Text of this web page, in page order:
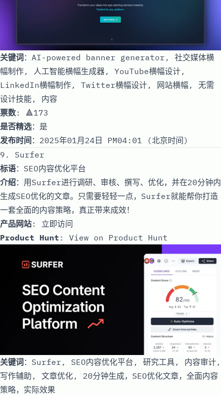
关键词：AI-powered banner generator, 社交媒体横
幅制作, 人工智能横幅生成器, YouTube横幅设计,
LinkedIn横幅制作, Twitter横幅设计, 网站横幅, 无需
设计技能, 内容
票数: 🔺173
是否精选：是
发布时间 ：2025年01月24日 PM04:01 (北京时间)
9. Surfer
标语：SEO内容优化平台
介绍：用Surfer进行调研、审核、撰写、优化，并在20分钟内
生成SEO优化的文章。只需要轻轻一点，Surfer就能帮你打造
一套全面的内容策略，真正带来成效！
产品网站: 立即访问
Product Hunt : View on Product Hunt
关键词：Surfer, SEO内容优化平台, 研究工具, 内容审计,
写作辅助, 文章优化, 20分钟生成，SEO优化文章，全面内容
策略，实际效果